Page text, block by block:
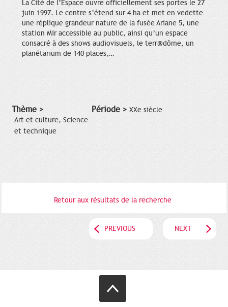
La Cité de l’Espace ouvre officiellement ses portes le 27
juin 1997. Le centre s’étend sur 4 ha et met en vedette
une réplique grandeur nature de la fusée Ariane 5, une
station Mir accessible au public, ainsi qu’un espace
consacré à des shows audiovisuels, le terr@dôme, un
planétarium de 140 places,…
Thème >
Art et culture, Science
et technique
Période > XXe siècle
Retour aux résultats de la recherche
PREVIOUS NEXT